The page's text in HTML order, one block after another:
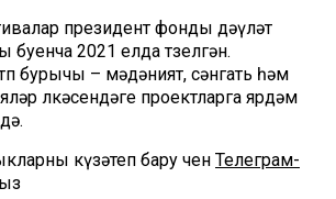
президент фонды дәүләт
2021 елда төзелгән.
бурычы – мәдәният, сәнгать һәм
өлкәсендәге проектларга ярдәм
күзәтеп бару өчен Телеграм-